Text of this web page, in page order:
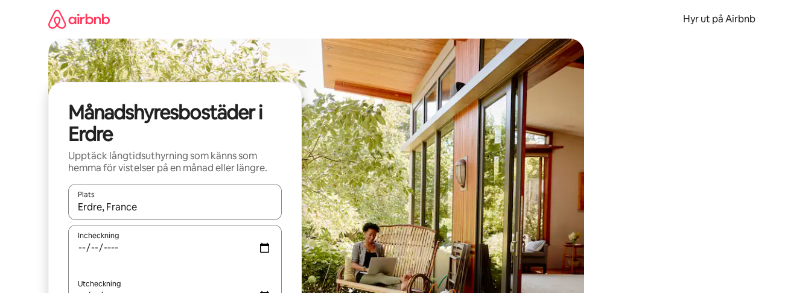
Hyr ut på Airbnb
Månadshyresbostäder i
Erdre
Upptäck långtidsuthyrning som känns som
hemma för vistelser på en månad eller längre.
Plats
När resultaten är tillgängliga kan du navigera med upp- och nedåtpilarna eller utforska genom att trycka eller svepa.
Incheckning
Utcheckning